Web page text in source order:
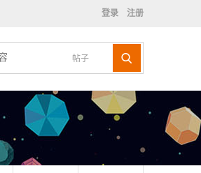
登录 注册
帖子